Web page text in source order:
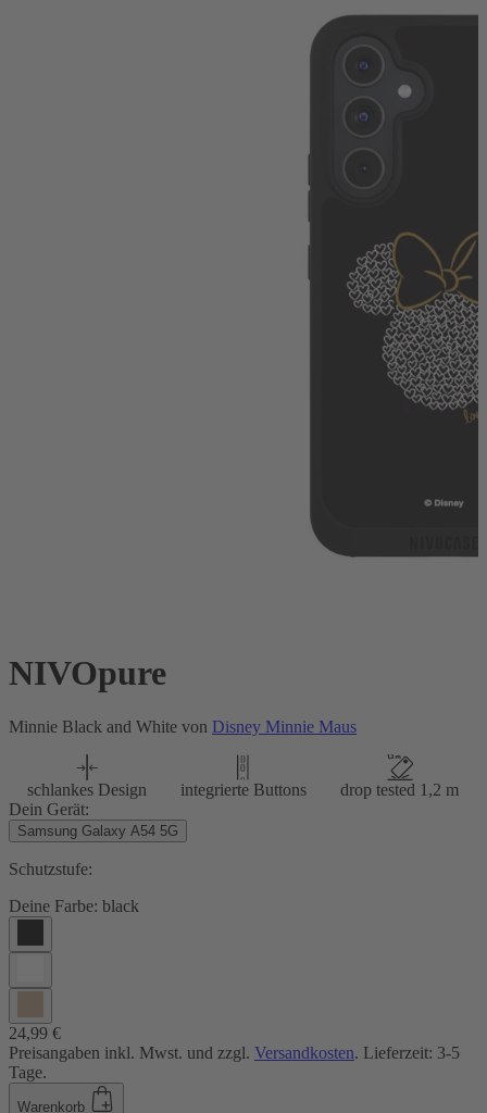
NIVOpure
Minnie Black and White von Disney Minnie Maus
schlankes Design integrierte Buttons
drop tested 1,2 m
Dein Gerät:
Samsung Galaxy A54 5G
Schutzstufe:
Deine Farbe: black
24,99 €
Preisangaben inkl. Mwst. und zzgl. Versandkosten. Lieferzeit: 3-5
Tage.
Warenkorb